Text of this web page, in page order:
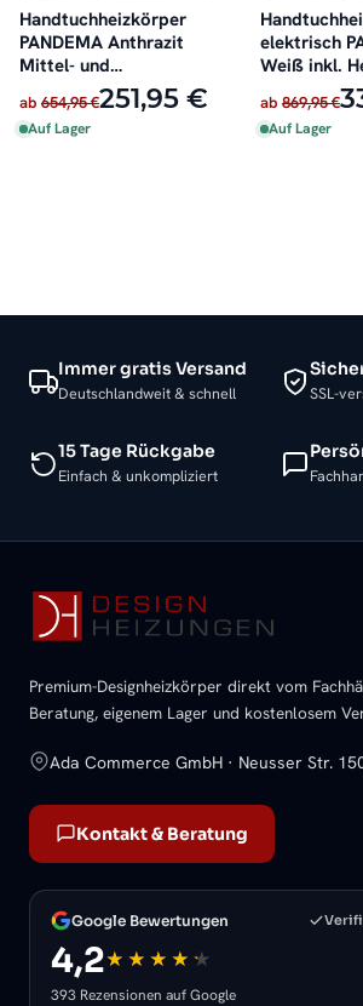
Handtuchheizkörper
PANDEMA Anthrazit
Mittel- und
Seitenanschluss
ab 654,95 €251,95 €
Auf Lager
elektrisch
Weiß inkl.
ab 869,95 €
Auf Lager
Immer gratis Versand
Deutschlandweit & schnell SSL-
15 Tage Rückgabe
Einfach & unkompliziert
Premium-Designheizkörper direkt vom
Beratung, eigenem Lager und kostenlosem
Ada Commerce GmbH · Neusser Str.
Kontakt & Beratung
Google Bewertungen
4,2
393 Rezensionen auf Google